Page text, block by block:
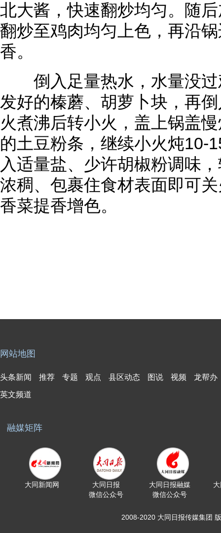
北大酱，快速翻炒均匀。随
翻炒至鸡肉均匀上色，再沿
香。
倒入足量热水，水量没过
发好的榛蘑、胡萝卜块，再
火煮沸后转小火，盖上锅盖
的土豆粉条，继续小火炖10-
入适量盐、少许胡椒粉调味
浓稠、包裹住食材表面即可
香菜提香增色。
网站地图
头条新闻 推荐 专题 观点 县区动态 图说 视频 龙帮办
英文频道
融媒矩阵
大同新闻网
大同日报
微信公众号
大同日报融媒
微信公众号
2008-2020 大同日报传媒集团